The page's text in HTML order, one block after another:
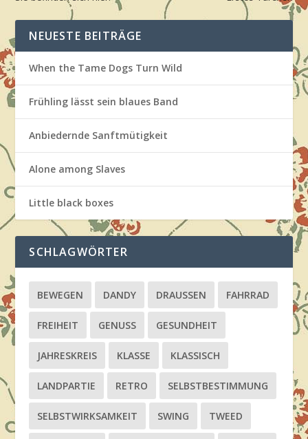
NEUESTE BEITRÄGE
When the Tame Dogs Turn Wild
Frühling lässt sein blaues Band
Anbiedernde Sanftmütigkeit
Alone among Slaves
Little black boxes
SCHLAGWÖRTER
BEWEGEN DANDY DRAUSSEN FAHRRAD
FREIHEIT GENUSS GESUNDHEIT
JAHRESKREIS KLASSE KLASSISCH
LANDPARTIE RETRO SELBSTBESTIMMUNG
SELBSTWIRKSAMKEIT SWING TWEED